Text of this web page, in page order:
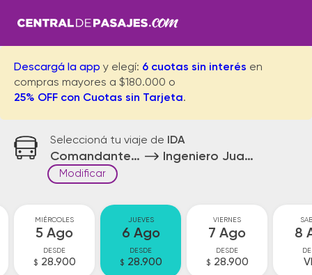
Descargá la app y elegí: 6 cuotas sin interés en
compras mayores a $180.000 o
25% OFF con Cuotas sin Tarjeta.
Seleccioná tu viaje de IDA
Comandante Fontana Ingeniero Juarez
Modificar
MIÉRCOLES
5 Ago
DESDE
$ 28.900
JUEVES
6 Ago
DESDE
$ 28.900
VIERNES
7 Ago
DESDE
$ 28.900
8